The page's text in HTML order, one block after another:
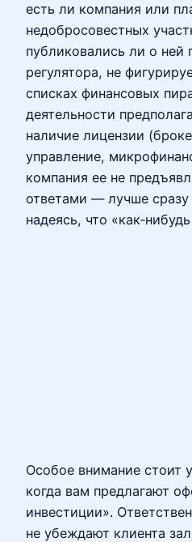
есть ли компания или
недобросовестных
публиковались ли о ней
регулятора, не
списках финансовых
деятельности
наличие лицензии
управление,
компания ее не
ответами — лучше сразу
надеясь, что
Особое внимание стоит
когда вам предлагают
инвестиции».
не убеждают клиента